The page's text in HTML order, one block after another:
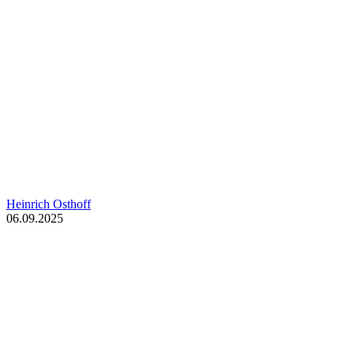
Heinrich Osthoff
06.09.2025